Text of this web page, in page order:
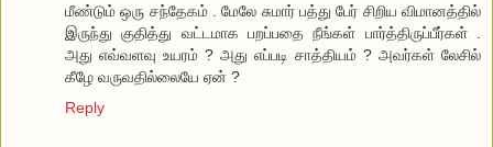
மீண்டும் ஒரு சந்தேகம் . மேலே சுமார் பத்து பேர் சிறிய விமானத்தில்
இருந்து குதித்து வட்டமாக பறப்பதை நீங்கள் பார்த்திருப்பீர்கள் .
அது எவ்வளவு உயரம் ? அது எப்படி சாத்தியம் ? அவர்கள் லேசில்
கீழே வருவதில்லையே ஏன் ?
Reply